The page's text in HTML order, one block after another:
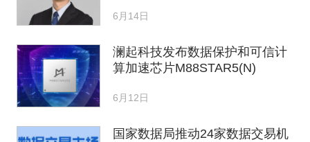
6月14日
澜起科技发布数据保护和可信计
算加速芯片M88STAR5(N)
6月12日
国家数据局推动24家数据交易机